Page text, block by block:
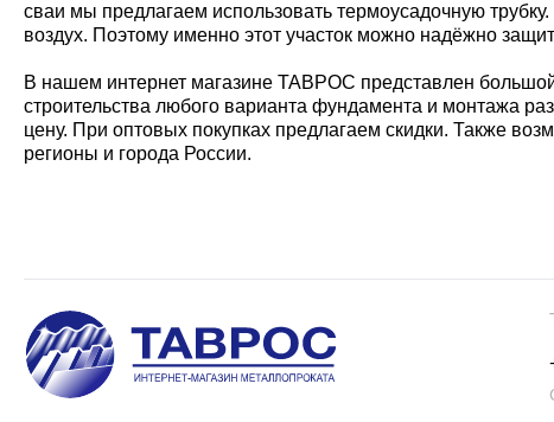
сваи мы предлагаем использовать термоусадочную
воздух. Поэтому именно этот участок можно надёжно
В нашем интернет магазине ТАВРОС представлен
строительства любого варианта фундамента и монтажа
цену. При оптовых покупках предлагаем скидки. Также
регионы и города России.